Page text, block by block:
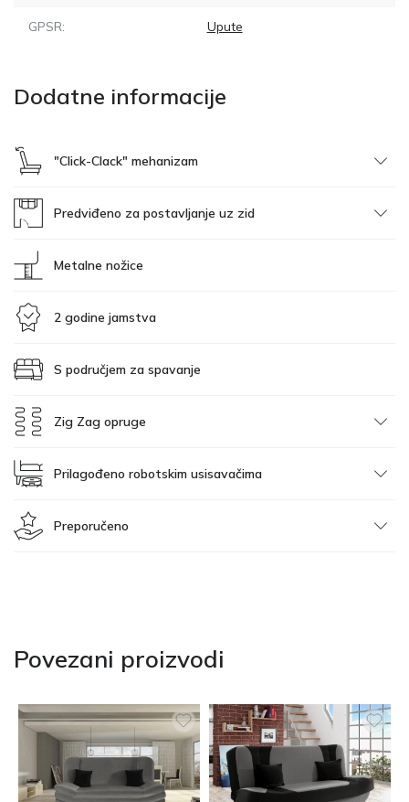
GPSR: Upute
Dodatne informacije
"Click-Clack" mehanizam
Predviđeno za postavljanje uz zid
Metalne nožice
2 godine jamstva
S područjem za spavanje
Zig Zag opruge
Prilagođeno robotskim usisavačima
Preporučeno
Povezani proizvodi